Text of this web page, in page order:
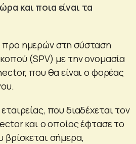
και ποια είναι τα
ημερών στη σύσταση
(SPV) με την ονομασία
που θα είναι ο φορέας
που διαδέχεται τον
και ο οποίος έφτασε το
βρίσκεται σήμερα,